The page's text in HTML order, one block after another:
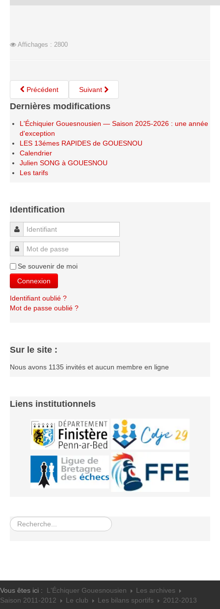
Affichages : 2800
Précédent Suivant
Dernières modifications
L'Échiquier Gouesnousien — Saison 2025-2026 : une année
d'exception
LES 13émes RAPIDES de GOUESNOU
Calendrier
Julien SONG à GOUESNOU
Les tarifs
Identification
Identifiant
Mot de passe
Se souvenir de moi
Connexion
Identifiant oublié ?
Mot de passe oublié ?
Sur le site :
Nous avons 1135 invités et aucun membre en ligne
Liens institutionnels
Rechercher
Vous êtes ici : L'Échiquer Gouesnousien
Les archives
Saison 2011-2012
Le club Les bilans sportifs 2012-2013